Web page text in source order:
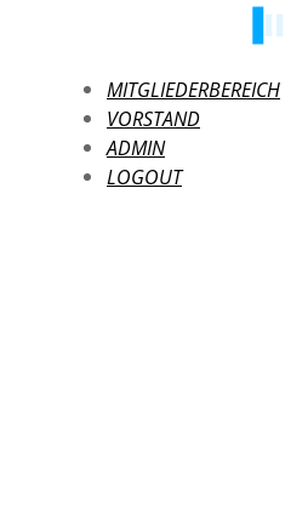
MITGLIEDERBEREICH
VORSTAND
ADMIN
LOGOUT